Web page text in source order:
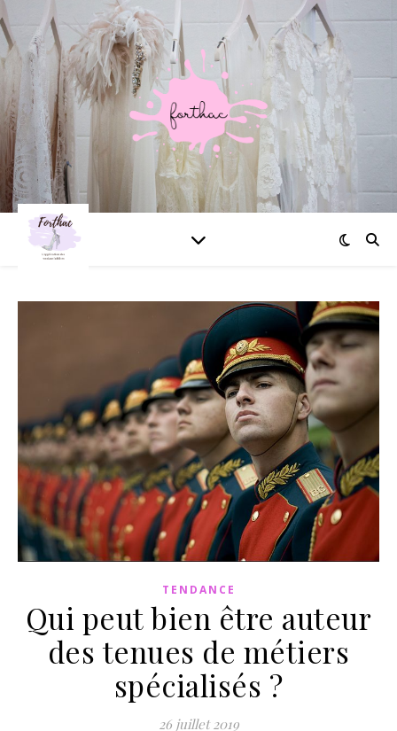
TENDANCE
Qui peut bien être auteur
des tenues de métiers
spécialisés ?
26 juillet 2019